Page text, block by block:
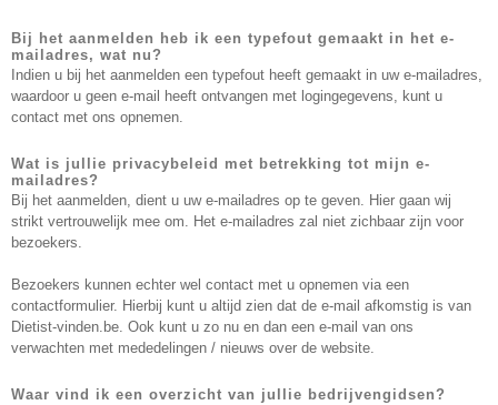
Bij het aanmelden heb ik een typefout gemaakt in het e-
mailadres, wat nu?
Indien u bij het aanmelden een typefout heeft gemaakt in uw e-mailadres,
waardoor u geen e-mail heeft ontvangen met logingegevens, kunt u
contact met ons opnemen.
Wat is jullie privacybeleid met betrekking tot mijn e-
mailadres?
Bij het aanmelden, dient u uw e-mailadres op te geven. Hier gaan wij
strikt vertrouwelijk mee om. Het e-mailadres zal niet zichbaar zijn voor
bezoekers.
Bezoekers kunnen echter wel contact met u opnemen via een
contactformulier. Hierbij kunt u altijd zien dat de e-mail afkomstig is van
Dietist-vinden.be. Ook kunt u zo nu en dan een e-mail van ons
verwachten met mededelingen / nieuws over de website.
Waar vind ik een overzicht van jullie bedrijvengidsen?